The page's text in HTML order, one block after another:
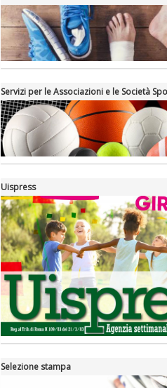
Tiziano Pesce
Fondazione
a Roma
Servizi per le Associazioni e le Società
Uispress
Selezione stampa